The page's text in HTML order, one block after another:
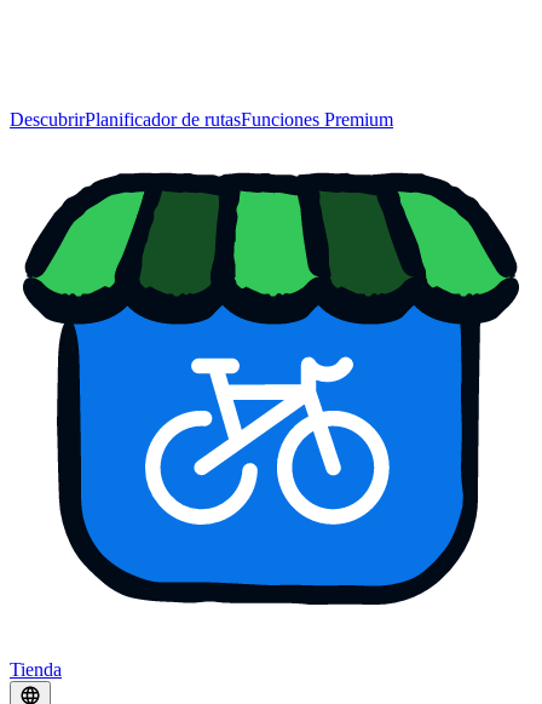
DescubrirPlanificador de rutasFunciones Premium
Tienda